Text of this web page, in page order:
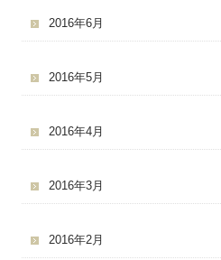
2016年6月
2016年5月
2016年4月
2016年3月
2016年2月